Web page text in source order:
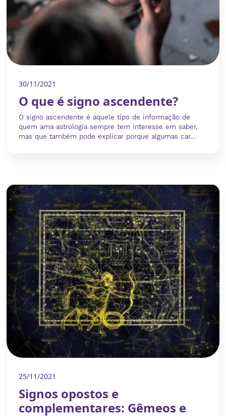
30/11/2021
O que é signo ascendente?
O signo ascendente é aquele tipo de informação de
quem ama astrologia sempre tem interesse em saber,
mas que também pode explicar porque algumas car...
25/11/2021
Signos opostos e
complementares: Gêmeos e